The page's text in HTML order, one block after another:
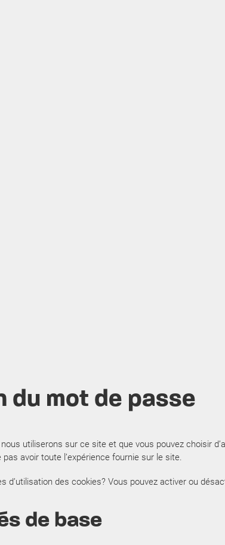
du mot de passe
utiliserons sur ce site et que vous pouvez choisir
avoir toute l’expérience fournie sur le site.
d’utilisation des cookies? Vous pouvez activer ou
de base